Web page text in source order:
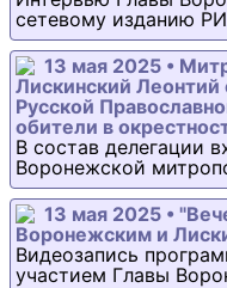
сетевому изданию
13 мая 2025 •
Лискинский
Русской
обители в
В состав делегации
Воронежской
13 мая 2025 •
Воронежским и
Видеозапись
участием Главы